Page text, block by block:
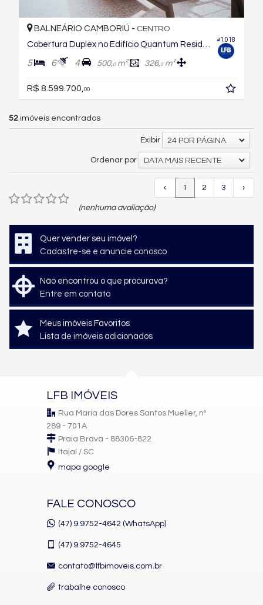
#1.018
BALNEÁRIO CAMBORIÚ - CENTRO
Cobertura Duplex no Edifício Quantum Residence
5 6 4 500,0m² 326,0m²
R$ 8.599.700, 00
52 imóveis encontrados
Exibir 24 POR PÁGINA
Ordenar por DATA MAIS RECENTE
‹ 1 2 3 ›
(nenhuma avaliação)
Quer vender seu imóvel?
Cadastre-se e anuncie conosco
Não encontrou o que procurava?
Entre em contato
Meus imóveis Favoritos
Lista de imóveis adicionados
LFB IMÓVEIS
Rua Maria das Dores Santos Mueller, nº
289 - 701A
Praia Brava - 88306-822
Itajaí / SC
mapa google
FALE CONOSCO
(47) 9.9752-4642 (WhatsApp)
(47) 9.9752-4645
contato@lfbimoveis.com.br
trabalhe conosco